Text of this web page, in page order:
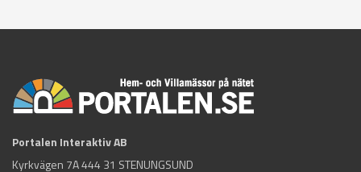
Portalen Interaktiv AB
Kyrkvägen 7A 444 31 STENUNGSUND